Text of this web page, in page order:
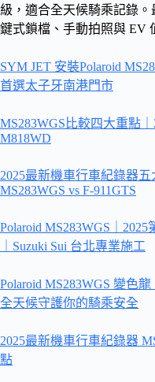
級，適合全天候騎乘記錄
鍵式鎖檔、手動拍照與 EV
SYM JET 安裝Polaroid
首選太子牙南港門市
MS283WGS比較四大重點
M818WD
2025最新機車行車紀錄器五
MS283WGS vs F-911GTS
Polaroid MS283WGS｜
｜Suzuki Sui 台北專業施工
Polaroid MS283WGS 變色
全天候守護你的騎乘安全
2025最新機車行車紀錄器
點